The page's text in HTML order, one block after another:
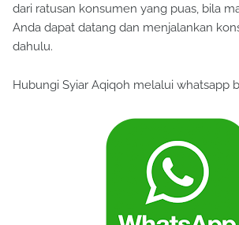
dari ratusan konsumen yang puas, bila
Anda dapat datang dan menjalankan
dahulu.
Hubungi Syiar Aqiqoh melalui whatsapp